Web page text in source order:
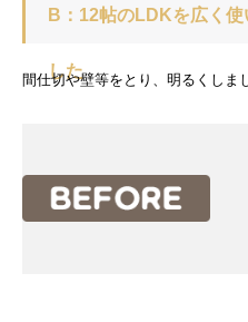
B：12帖のLDKを広く
した
間仕切や壁等をとり、明るくしま